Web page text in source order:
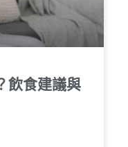
飲食建議與